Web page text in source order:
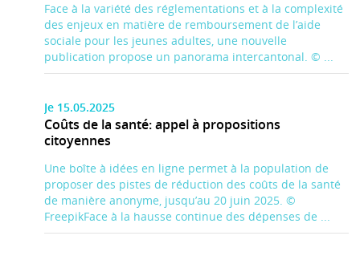
Face à la variété des réglementations et à la complexité
des enjeux en matière de remboursement de l’aide
sociale pour les jeunes adultes, une nouvelle
publication propose un panorama intercantonal. © ...
Je 15.05.2025
Coûts de la santé: appel à propositions
citoyennes
Une boîte à idées en ligne permet à la population de
proposer des pistes de réduction des coûts de la santé
de manière anonyme, jusqu’au 20 juin 2025. ©
FreepikFace à la hausse continue des dépenses de ...